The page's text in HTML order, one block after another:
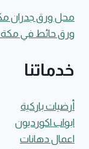
ورق حائط في
خدماتنا
أرضيات باركية
ابواب اكورديون
اعمال دهانات